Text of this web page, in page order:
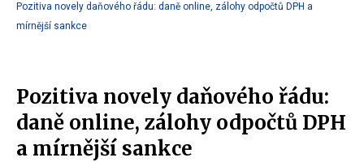
Pozitiva novely daňového řádu: daně online, zálohy odpočtů DPH a
mírnější sankce
Pozitiva novely daňového řádu:
daně online, zálohy odpočtů DPH
a mírnější sankce